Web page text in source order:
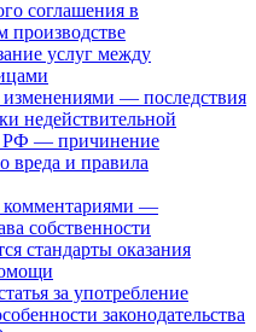
соглашения в
производстве
услуг между
— последствия
недействительной
РФ — причинение
вреда и правила
—
собственности
стандарты оказания
за употребление
законодательства